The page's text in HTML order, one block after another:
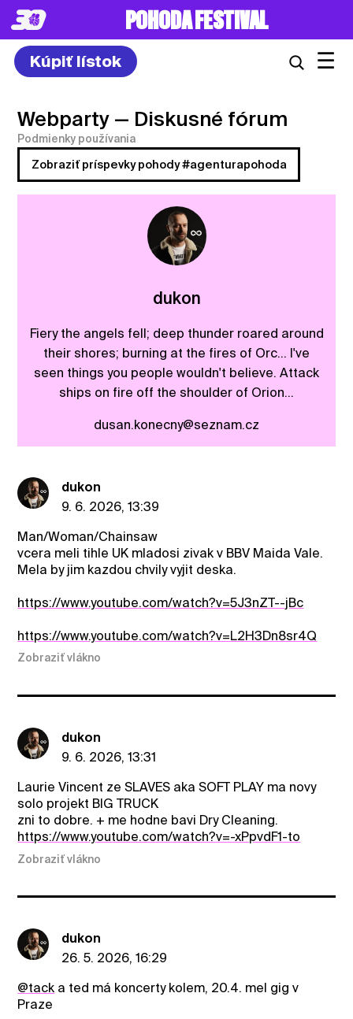
POHODA FESTIVAL
Kúpiť lístok ☰
Webparty — Diskusné fórum
Podmienky používania
Zobraziť príspevky pohody #agenturapohoda
dukon
Fiery the angels fell; deep thunder roared around
their shores; burning at the fires of Orc... I've
seen things you people wouldn't believe. Attack
ships on fire off the shoulder of Orion...
dusan.konecny@seznam.cz
dukon
9. 6. 2026, 13:39
Man/Woman/Chainsaw
vcera meli tihle UK mladosi zivak v BBV Maida Vale.
Mela by jim kazdou chvily vyjit deska.
https://www.youtube.com/watch?v=5J3nZT--jBc
https://www.youtube.com/watch?v=L2H3Dn8sr4Q
Zobraziť vlákno
dukon
9. 6. 2026, 13:31
Laurie Vincent ze SLAVES aka SOFT PLAY ma novy
solo projekt BIG TRUCK
zni to dobre. + me hodne bavi Dry Cleaning.
https://www.youtube.com/watch?v=-xPpvdF1-to
Zobraziť vlákno
dukon
26. 5. 2026, 16:29
@tack a ted má koncerty kolem, 20.4. mel gig v
Praze